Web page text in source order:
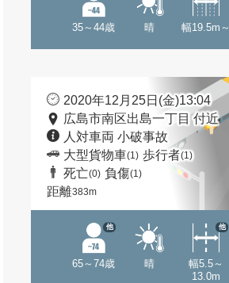
35～44歳 晴 幅19.5m～
2020年12月25日(金)13:04
広島市南区出島一丁目 付近
人対車両 小破事故
大型貨物車(1) 歩行者(1)
死亡(0) 負傷(1)
距離383m
65～74歳
他
晴
幅5.5～
13.0m
他